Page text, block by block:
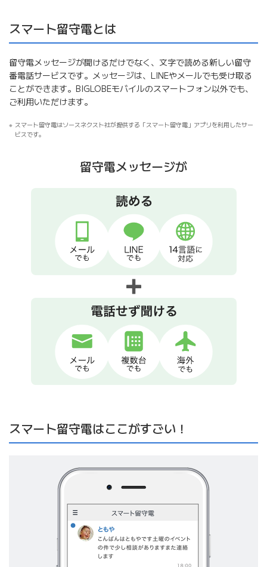
スマート留守電とは
留守電メッセージが聞けるだけでなく、文字で読める新しい留守
番電話サービスです。メッセージは、LINEやメールでも受け取る
ことができます。BIGLOBEモバイルのスマートフォン以外でも、
ご利用いただけます。
スマート留守電はソースネクスト社が提供する「スマート留守電」アプリを利用したサー
ビスです。
留守電メッセージが
スマート留守電はここがすごい！